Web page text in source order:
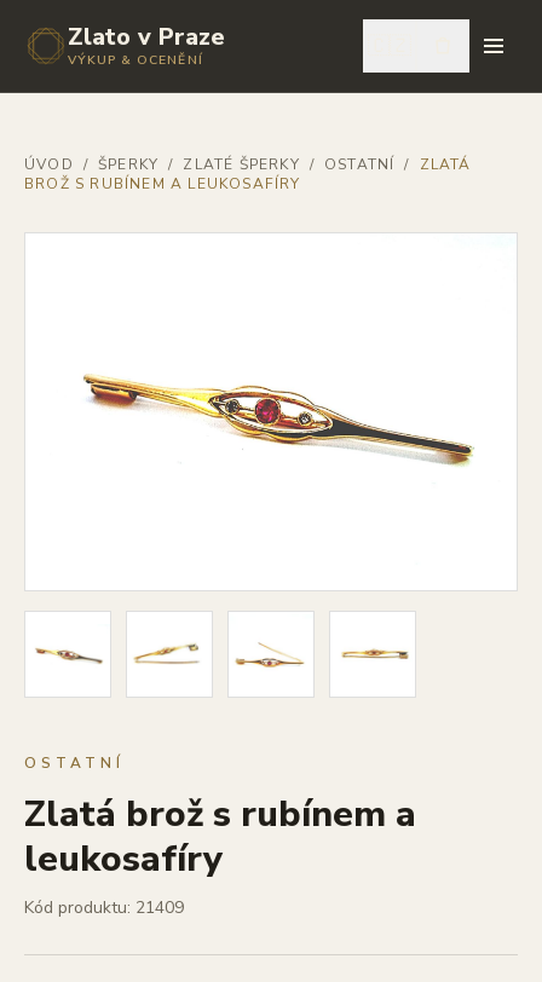
Zlato v Praze
VÝKUP & OCENĚNÍ
ÚVOD / ŠPERKY / ZLATÉ ŠPERKY / OSTATNÍ /
ZLATÁ
BROŽ S RUBÍNEM A LEUKOSAFÍRY
OSTATNÍ
Zlatá brož s rubínem a
leukosafíry
Kód produktu: 21409